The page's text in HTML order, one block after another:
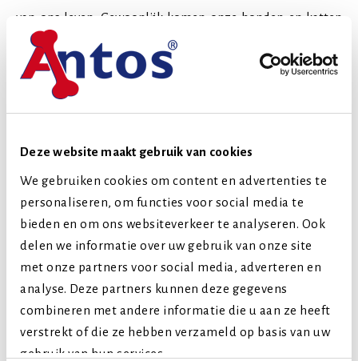
Deze website maakt gebruik van cookies
We gebruiken cookies om content en advertenties te
personaliseren, om functies voor social media te
bieden en om ons websiteverkeer te analyseren. Ook
delen we informatie over uw gebruik van onze site
met onze partners voor social media, adverteren en
analyse. Deze partners kunnen deze gegevens
combineren met andere informatie die u aan ze heeft
verstrekt of die ze hebben verzameld op basis van uw
gebruik van hun services.
van ons leven. Gewoonlijk komen onze honden en katten
bij ons wanneer ze 8 tot 10 weken oud zijn; ze zitten dan in
de eerste fase van hun levenscyclus. De voeding van jonge
kittens en pups is heel erg belangrijk om ze sterk, gelukkig
koester elk moment met je geliefde huisdier, want ze
IEDERE LEVENSFASE HEEFT ZIJN EIGEN BEHOEFTE
Onze huishonden en -katten halen we meestal met 8 à 10
weken bij ons in huis. Ze zijn dan in het eerste stadium van
hun levensfase. Naast de 3 levensfases puppy/kitten,
volwassen en senior kunnen we dit nog meer specificeren
en er een 2-tal levensfases aan toevoegen. Na de kitten- en